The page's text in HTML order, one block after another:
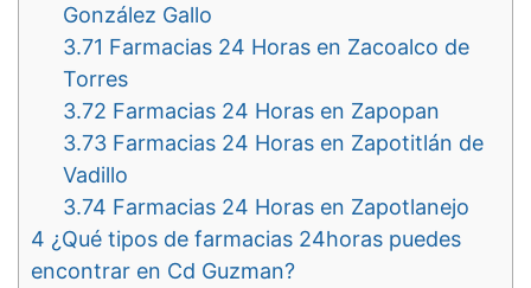
González Gallo
3.71 Farmacias 24 Horas en Zacoalco de
Torres
3.72 Farmacias 24 Horas en Zapopan
3.73 Farmacias 24 Horas en Zapotitlán de
Vadillo
3.74 Farmacias 24 Horas en Zapotlanejo
4 ¿Qué tipos de farmacias 24horas puedes
encontrar en Cd Guzman?